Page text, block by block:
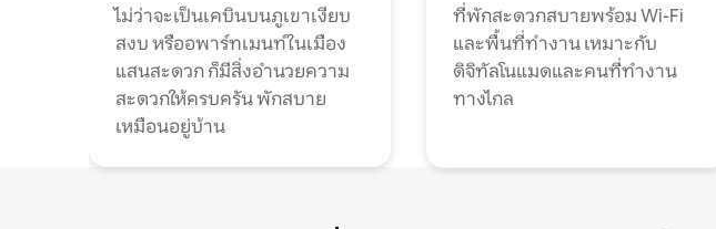
ไม่ว่าจะเป็นเคบินบนภูเขาเงียบ
สงบ หรืออพาร์ทเมนท์ในเมือง
แสนสะดวก ก็มีสิ่งอำนวยความ
สะดวกให้ครบครัน พักสบาย
เหมือนอยู่บ้าน
ที่พักสะดวกสบายพร้อม Wi-Fi
และพื้นที่ทำงาน เหมาะกับ
ดิจิทัลโนแมดและคนที่ทำงาน
ทางไกล